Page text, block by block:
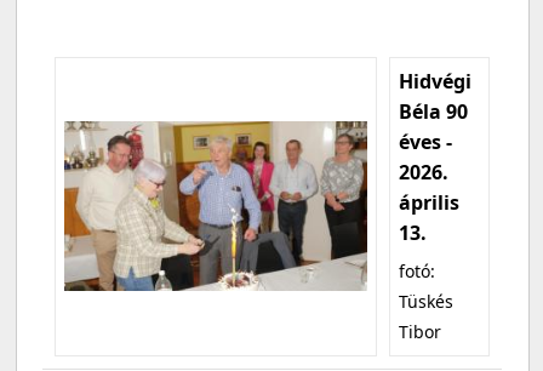
Hidvégi
Béla 90
éves -
2026.
április
13.
fotó:
Tüskés
Tibor